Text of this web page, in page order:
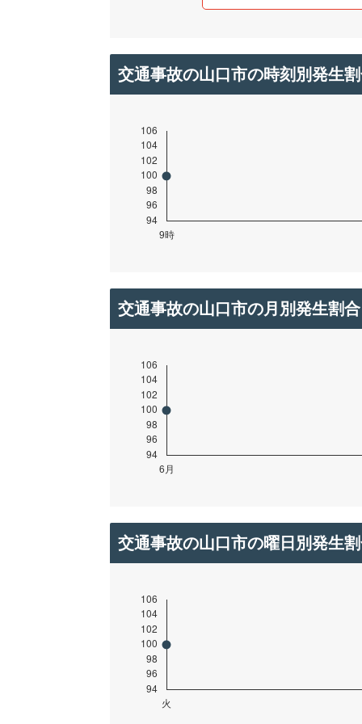
交通事故の山口市の時刻別発生
交通事故の山口市の月別発生割合
交通事故の山口市の曜日別発生